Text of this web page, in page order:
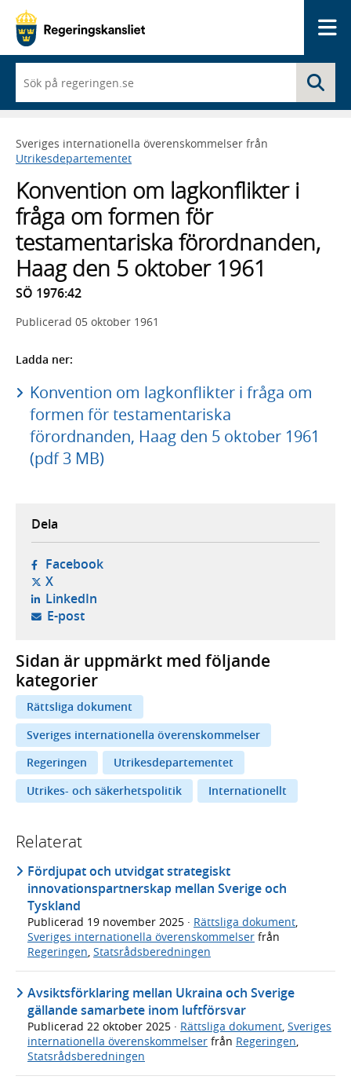
du
börjar
skriva
framträder
en
med
sökförslag
Sveriges internationella överenskommelser från
Utrikesdepartementet
Konvention om lagkonflikter i
fråga om formen för
testamentariska förordnanden,
Haag den 5 oktober 1961
SÖ 1976:42
Publicerad 05 oktober 1961
Ladda ner:
Konvention om lagkonflikter i fråga om
formen för testamentariska
förordnanden, Haag den 5 oktober 1961
(pdf 3 MB)
Dela
Facebook- öppnas i ny flik, extern webbplats,
X- öppnas i ny flik, extern webbplats,
LinkedIn- öppnas i ny flik, extern webbplats,
E-post- öppnar din e-postklient,
Sidan är uppmärkt med följande
kategorier
Rättsliga dokument
Sveriges internationella överenskommelser
Regeringen
Utrikesdepartementet
Utrikes- och säkerhetspolitik
Internationellt
Relaterat
Fördjupat och utvidgat strategiskt
innovationspartnerskap mellan Sverige och
Tyskland
Publicerad 19 november 2025 · Rättsliga dokument,
Sveriges internationella överenskommelser från
Regeringen, Statsrådsberedningen
Avsiktsförklaring mellan Ukraina och Sverige
gällande samarbete inom luftförsvar
Publicerad 22 oktober 2025 · Rättsliga dokument Sveriges
internationella överenskommelser från Regeringen
Statsrådsberedningen